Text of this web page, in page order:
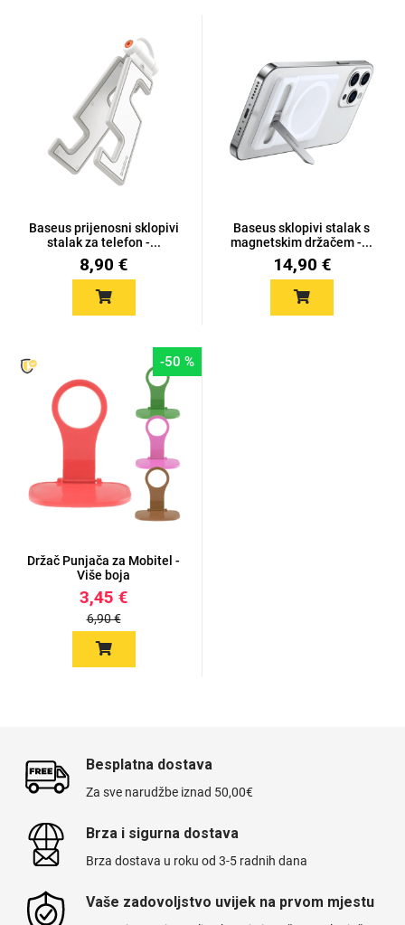
Baseus prijenosni sklopivi
stalak za telefon -...
8,90 €
Baseus sklopivi stalak s
magnetskim držačem -...
14,90 €
-50 %
Držač Punjača za Mobitel -
Više boja
3,45 €
6,90 €
Besplatna dostava
Za sve narudžbe iznad 50,00€
Brza i sigurna dostava
Brza dostava u roku od 3-5 radnih dana
Vaše zadovoljstvo uvijek na prvom mjestu
Sportski motivi